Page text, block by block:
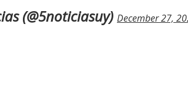
(@5noticiasuy) December 27,